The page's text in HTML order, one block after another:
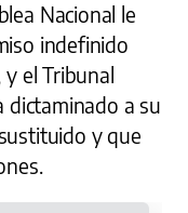
Nacional le
indefinido
y el Tribunal
dictaminado a su
y que